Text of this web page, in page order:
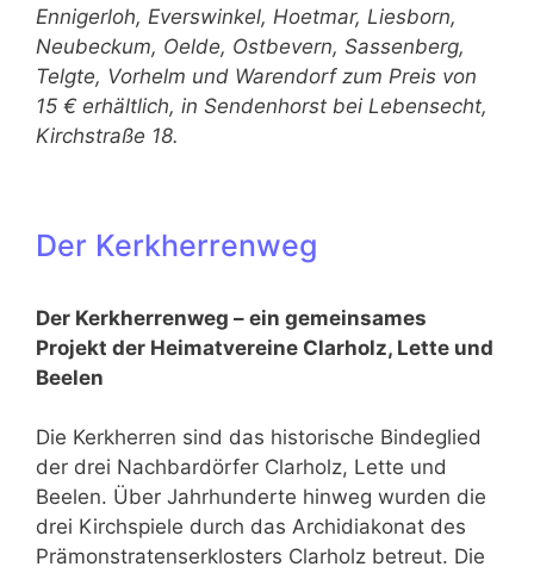
Ennigerloh, Everswinkel, Hoetmar, Liesborn,
Neubeckum, Oelde, Ost­bevern, Sassenberg,
Telgte, Vorhelm und Warendorf zum Preis von
15 € erhältlich, in Sendenhorst bei Lebensecht,
Kirchstraße 18.
Der Kerkherrenweg
Der Kerkherrenweg – ein gemeinsames
Projekt der Heimatvereine Clarholz, Lette und
Beelen
Die Kerkherren sind das historische Bindeglied
der drei Nachbardörfer Clarholz, Lette und
Beelen. Über Jahrhunderte hinweg wurden die
drei Kirchspiele durch das Archidiakonat des
Prämonstratenserklosters Clarholz betreut. Die